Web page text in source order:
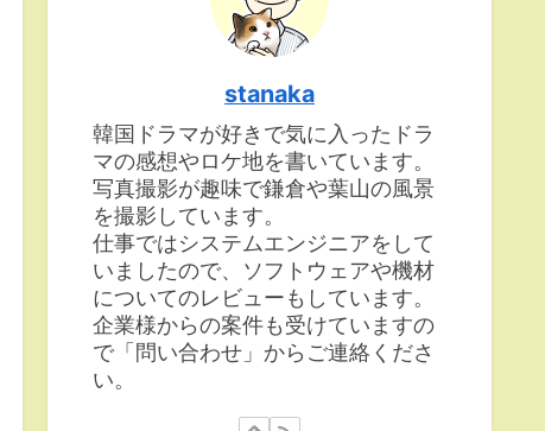
stanaka
韓国ドラマが好きで気に入ったドラ
マの感想やロケ地を書いています。
写真撮影が趣味で鎌倉や葉山の風景
を撮影しています。
仕事ではシステムエンジニアをして
いましたので、ソフトウェアや機材
についてのレビューもしています。
企業様からの案件も受けていますの
で「問い合わせ」からご連絡くださ
い。